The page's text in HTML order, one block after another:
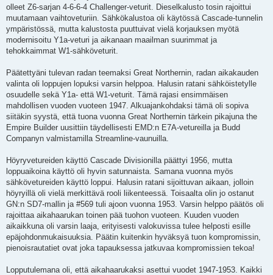
olleet Z6-sarjan 4-6-6-4 Challenger-veturit. Dieselkalusto tosin rajoittui
muutamaan vaihtoveturiin. Sähkökalustoa oli käytössä Cascade-tunnelin
ympäristössä, mutta kalustosta puuttuivat vielä korjauksen myötä
modernisoitu Y1a-veturi ja aikanaan maailman suurimmat ja
tehokkaimmat W1-sähköveturit.
Päätettyäni tulevan radan teemaksi Great Northernin, radan aikakauden
valinta oli loppujen lopuksi varsin helppoa. Halusin ratani sähköistetylle
osuudelle sekä Y1a- että W1-veturit. Tämä rajasi ensimmäisen
mahdollisen vuoden vuoteen 1947. Alkuajankohdaksi tämä oli sopiva
siitäkin syystä, että tuona vuonna Great Northernin tärkein pikajuna the
Empire Builder uusittiin täydellisesti EMD:n E7A-vetureilla ja Budd
Companyn valmistamilla Streamline-vaunuilla.
Höyryvetureiden käyttö Cascade Divisionilla päättyi 1956, mutta
loppuaikoina käyttö oli hyvin satunnaista. Samana vuonna myös
sähkövetureiden käyttö loppui. Halusin ratani sijoittuvan aikaan, jolloin
höyryillä oli vielä merkittävä rooli liikenteessä. Toisaalta olin jo ostanut
GN:n SD7-mallin ja #569 tuli ajoon vuonna 1953. Varsin helppo päätös oli
rajoittaa aikahaarukan toinen pää tuohon vuoteen. Kuuden vuoden
aikaikkuna oli varsin laaja, erityisesti valokuvissa tulee helposti esille
epäjohdonmukaisuuksia. Päätin kuitenkin hyväksyä tuon kompromissin,
pienoisrautatiet ovat joka tapauksessa jatkuvaa kompromissien tekoa!
Lopputulemana oli, että aikahaarukaksi asettui vuodet 1947-1953. Kaikki